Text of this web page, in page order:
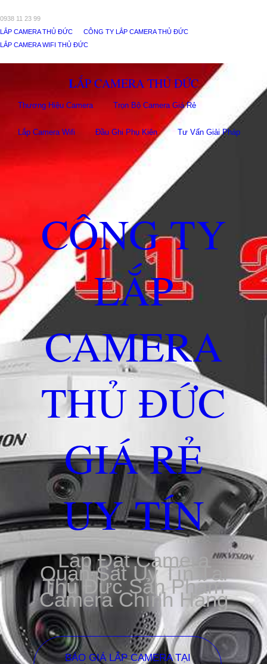
0938 11 23 99
LẮP CAMERA THỦ ĐỨC
CÔNG TY LẮP CAMERA THỦ ĐỨC
LẮP CAMERA WIFI THỦ ĐỨC
LẮP CAMERA THỦ ĐỨC
Thương Hiệu Camera Trọn Bộ Camera Giá Rẻ
Lắp Camera Wifi Đầu Ghi Phụ Kiên Tư Vấn Giải Pháp
CÔNG TY
LẮP
CAMERA
THỦ ĐỨC
GIÁ RẺ
UY TÍN
Lắp Đặt Camera
Quan Sát Uy Tín Tại
Thủ Đức Sản Phẩm
Camera Chính Hãng
BÁO GIÁ LẮP CAMERA TẠI